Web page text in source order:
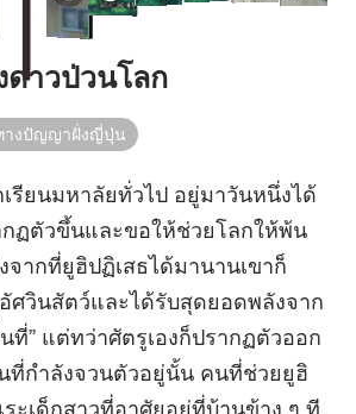
ดาวป่วนโลก
างปัญญาฝั่งญี่ปุ่น
รียนมหาลัยทั่วไป อยู่มาวันหนึ่งได้
ฏตัวขึ้นและขอให้ช่วยโลกให้พ้น
จากที่ยูฮิปฏิเสธได้มานานเขาก็
ศวินสัตว์และได้รับสุดยอดพลังจาก
ที่” แต่ทว่าศัตรูเองก็ปรากฏตัวออก
ที่กำลังจวนตัวอยู่นั้น คนที่ช่วยยูฮิ